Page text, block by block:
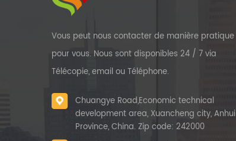
Vous peut nous contacter de manière pratique
pour vous. Nous sont disponibles 24 / 7 via
Télécopie, email ou Téléphone.
Chuangye Road,Economic technical
development area, Xuancheng city, Anhui
Province, China. Zip code: 242000